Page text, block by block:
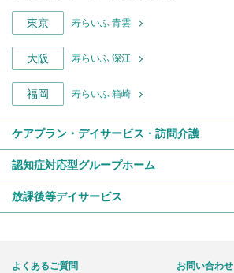
東京 寿らいふ 青雲
大阪 寿らいふ 深江
福岡 寿らいふ 箱崎
ケアプラン・デイサービス・訪問介護
認知症対応型グループホーム
放課後等デイサービス
よくあるご質問 お問い合わせ